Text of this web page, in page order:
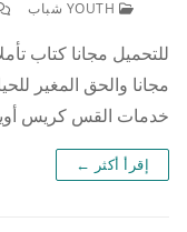
مجانا والحق المغير
خدمات القس كريس
إقرأ أكثر ←